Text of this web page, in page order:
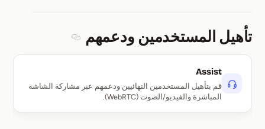
تأهيل المستخدمين ودعمهم
Assist
قم بتأهيل المستخدمين النهائيين ودعمهم عبر مشاركة الشاشة
المباشرة والفيديو/الصوت (WebRTC).